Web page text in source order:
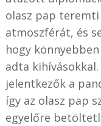
olasz pap
atmoszférát, és
hogy
adta
jelentkezők a
így az olasz pap
egyelőre